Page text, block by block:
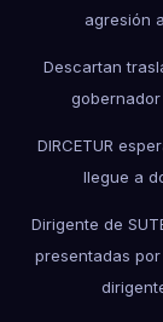
agresión
Descartan
DIRCETUR
llegue a
Dirigente de
presentadas